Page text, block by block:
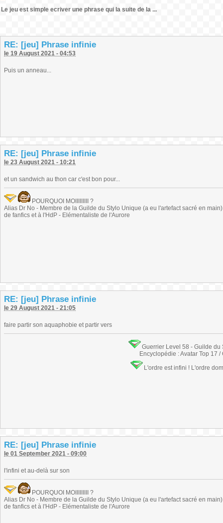
Le jeu est simple ecriver une phrase qui la suite de la ...
RE: [jeu] Phrase infinie
le 19 August 2021 - 04:53
Puis un anneau...
RE: [jeu] Phrase infinie
le 23 August 2021 - 10:21
et un sandwich au thon car c'est bon pour...
POURQUOI MOIIIIIIIII ?
Alias Dr No - Membre de la Guilde du Stylo Unique (a eu l'artefact sacré en
de fanfics et à l'HdP - Elémentaliste de l'Aurore
RE: [jeu] Phrase infinie
le 29 August 2021 - 21:05
faire partir son aquaphobie et partir vers
Guerrier Level 58 - Guilde
Encyclopédie : Avatar Top 17 /
L'ordre est infini ! L'ordre
RE: [jeu] Phrase infinie
le 01 September 2021 - 09:00
l'infini et au-delà sur son
POURQUOI MOIIIIIIIII ?
Alias Dr No - Membre de la Guilde du Stylo Unique (a eu l'artefact sacré en
de fanfics et à l'HdP - Elémentaliste de l'Aurore